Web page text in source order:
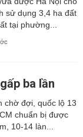
sử dụng 3,4 ha đất
tại phường...
ba lần
chờ đợi, quốc lộ 13
chuẩn bị được
10-14 làn...